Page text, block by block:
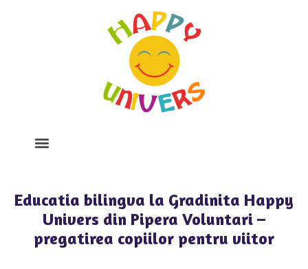
Educatia bilingva la Gradinita Happy
Univers din Pipera Voluntari –
pregatirea copiilor pentru viitor